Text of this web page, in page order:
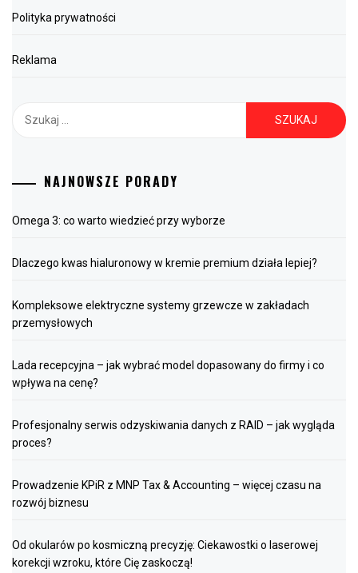
Polityka prywatności
Reklama
NAJNOWSZE PORADY
Omega 3: co warto wiedzieć przy wyborze
Dlaczego kwas hialuronowy w kremie premium działa lepiej?
Kompleksowe elektryczne systemy grzewcze w zakładach
przemysłowych
Lada recepcyjna – jak wybrać model dopasowany do firmy i co
wpływa na cenę?
Profesjonalny serwis odzyskiwania danych z RAID – jak wygląda
proces?
Prowadzenie KPiR z MNP Tax & Accounting – więcej czasu na
rozwój biznesu
Od okularów po kosmiczną precyzję: Ciekawostki o laserowej
korekcji wzroku, które Cię zaskoczą!